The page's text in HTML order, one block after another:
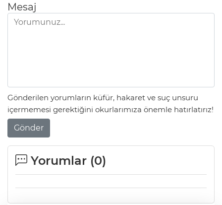
Mesaj
Gönderilen yorumların küfür, hakaret ve suç unsuru
içermemesi gerektiğini okurlarımıza önemle hatırlatırız!
Gönder
Yorumlar (0)